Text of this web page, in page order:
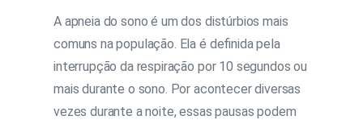
A apneia do sono é um dos distúrbios mais
comuns na população. Ela é definida pela
interrupção da respiração por 10 segundos ou
mais durante o sono. Por acontecer diversas
vezes durante a noite, essas pausas podem